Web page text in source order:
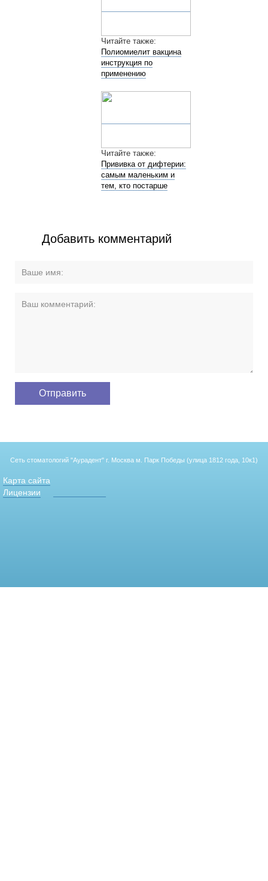
Читайте также:
Полиомиелит вакцина
инструкция по
применению
Читайте также:
Прививка от дифтерии:
самым маленьким и
тем, кто постарше
Добавить комментарий
Сеть стоматологий "Аурадент" г. Москва м. Парк Победы (улица 1812 года, 10к1)
Карта сайта
Лицензии